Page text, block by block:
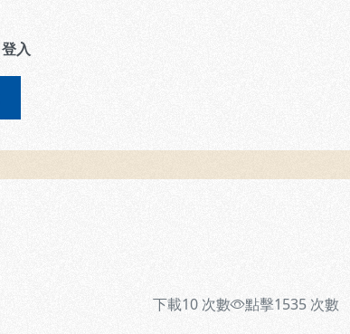
登入
下載10 次數 點擊1535 次數